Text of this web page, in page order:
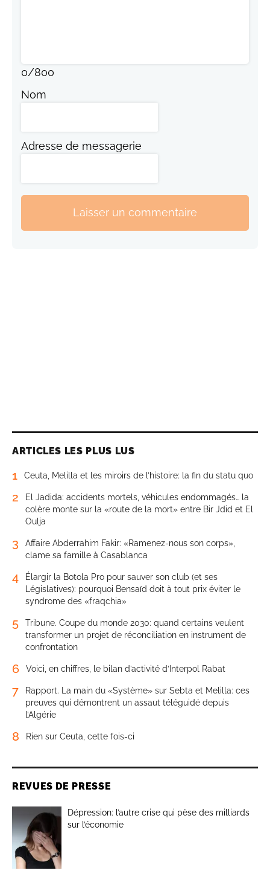
0/800
Nom
Adresse de messagerie
Laisser un commentaire
ARTICLES LES PLUS LUS
1 Ceuta, Melilla et les miroirs de l’histoire: la fin du statu quo
2
El Jadida: accidents mortels, véhicules endommagés… la
colère monte sur la «route de la mort» entre Bir Jdid et El
Oulja
3
Affaire Abderrahim Fakir: «Ramenez-nous son corps»,
clame sa famille à Casablanca
4
Élargir la Botola Pro pour sauver son club (et ses
Législatives): pourquoi Bensaïd doit à tout prix éviter le
syndrome des «fraqchia»
5
Tribune. Coupe du monde 2030: quand certains veulent
transformer un projet de réconciliation en instrument de
confrontation
6 Voici, en chiffres, le bilan d’activité d’Interpol Rabat
7
Rapport. La main du «Système» sur Sebta et Melilla: ces
preuves qui démontrent un assaut téléguidé depuis
l’Algérie
8 Rien sur Ceuta, cette fois-ci
REVUES DE PRESSE
Dépression: l’autre crise qui pèse des milliards
sur l’économie